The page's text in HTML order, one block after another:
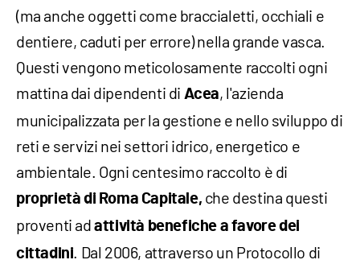
(ma anche oggetti come braccialetti, occhiali e
dentiere, caduti per errore) nella grande vasca.
Questi vengono meticolosamente raccolti ogni
mattina dai dipendenti di Acea, l'azienda
municipalizzata per la gestione e nello sviluppo di
reti e servizi nei settori idrico, energetico e
ambientale. Ogni centesimo raccolto è di
proprietà di Roma Capitale, che destina questi
proventi ad attività benefiche a favore dei
cittadini. Dal 2006, attraverso un Protocollo di